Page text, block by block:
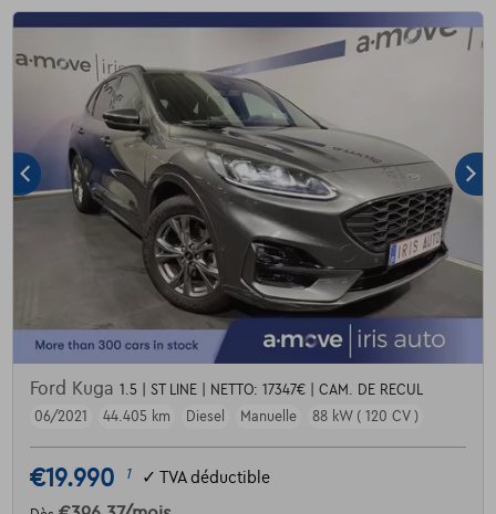
Ford Kuga 1.5 | ST LINE | NETTO: 17347€ | CAM. DE RECUL
06/2021
44.405 km Diesel Manuelle 88 kW ( 120 CV )
€19.990 1 ✓ TVA déductible